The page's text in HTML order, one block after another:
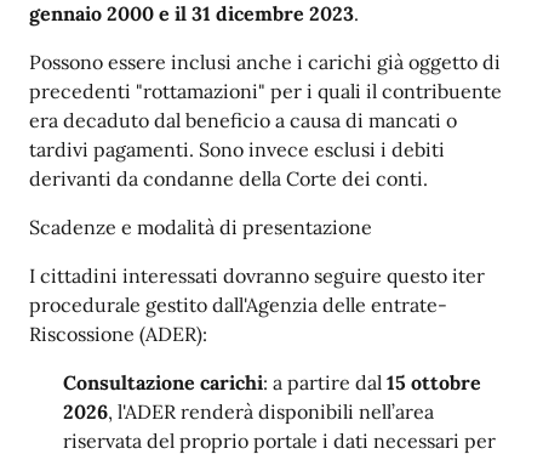
gennaio 2000 e il 31 dicembre 2023.
Possono essere inclusi anche i carichi già oggetto di
precedenti "rottamazioni" per i quali il contribuente
era decaduto dal beneficio a causa di mancati o
tardivi pagamenti. Sono invece esclusi i debiti
derivanti da condanne della Corte dei conti.
Scadenze e modalità di presentazione
I cittadini interessati dovranno seguire questo iter
procedurale gestito dall'Agenzia delle entrate-
Riscossione (ADER):
Consultazione carichi: a partire dal 15 ottobre
2026, l'ADER renderà disponibili nell’area
riservata del proprio portale i dati necessari per